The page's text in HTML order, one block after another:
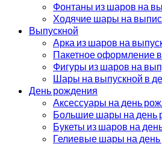
Фонтаны из шаров на
Ходячие шары на
Выпускной
Арка из шаров на
Пакетное оформление
Фигуры из шаров на
Шары на выпускной в
День рождения
Аксессуары на день
Большие шары на день
Букеты из шаров на
Гелиевые шары на